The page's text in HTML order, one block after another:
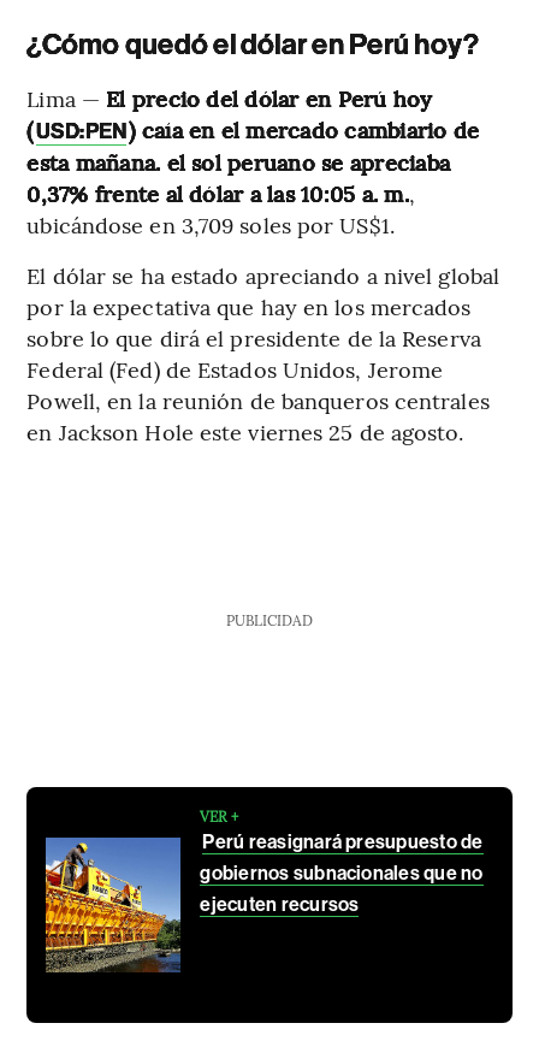
¿Cómo quedó el dólar en Perú hoy?
Lima — El precio del dólar en Perú hoy
(USD:PEN) caía en el mercado cambiario de
esta mañana. el sol peruano se apreciaba
0,37% frente al dólar a las 10:05 a. m.,
ubicándose en 3,709 soles por US$1.
El dólar se ha estado apreciando a nivel global
por la expectativa que hay en los mercados
sobre lo que dirá el presidente de la Reserva
Federal (Fed) de Estados Unidos, Jerome
Powell, en la reunión de banqueros centrales
en Jackson Hole este viernes 25 de agosto.
PUBLICIDAD
VER +
Perú reasignará presupuesto de
gobiernos subnacionales que no
ejecuten recursos